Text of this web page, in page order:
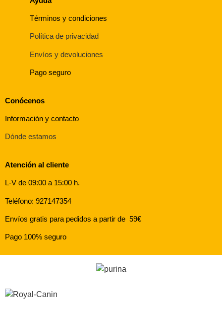
Términos y condiciones
Política de privacidad
Envíos y devoluciones
Pago seguro
Conócenos
Información y contacto
Dónde estamos
Atención al cliente
L-V de 09:00 a 15:00 h.
Teléfono: 927147354
Envíos gratis para pedidos a partir de 59€
Pago 100% seguro